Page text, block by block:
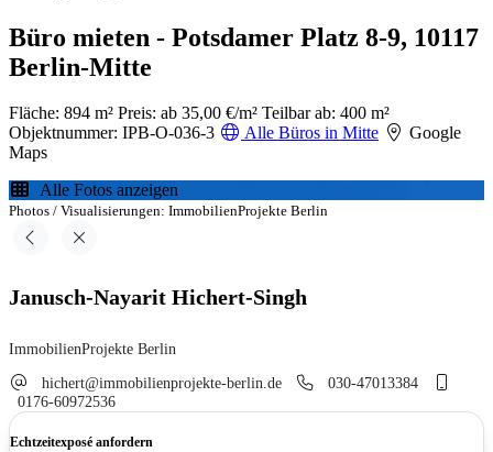
Büro mieten - Potsdamer Platz 8-9, 10117
Berlin-Mitte
Fläche: 894 m² Preis: ab 35,00 €/m² Teilbar ab: 400 m²
Objektnummer: IPB-O-036-3
Alle Büros in Mitte
Google
Maps
Alle Fotos anzeigen
Photos / Visualisierungen: ImmobilienProjekte Berlin
Janusch-Nayarit Hichert-Singh
ImmobilienProjekte Berlin
hichert@immobilienprojekte-berlin.de
030-47013384
0176-60972536
Echtzeitexposé anfordern